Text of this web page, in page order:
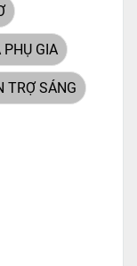
PHỤ GIA
TRỢ SÁNG